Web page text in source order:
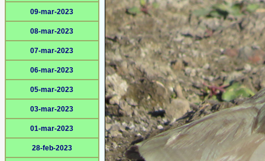
09-mar-2023
08-mar-2023
07-mar-2023
06-mar-2023
05-mar-2023
03-mar-2023
01-mar-2023
28-feb-2023